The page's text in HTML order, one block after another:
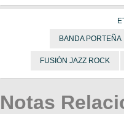
BANDA PORTEÑA
FUSIÓN JAZZ ROCK
Notas